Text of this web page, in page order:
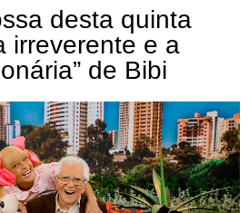
desta quinta
irreverente e a
de Bibi